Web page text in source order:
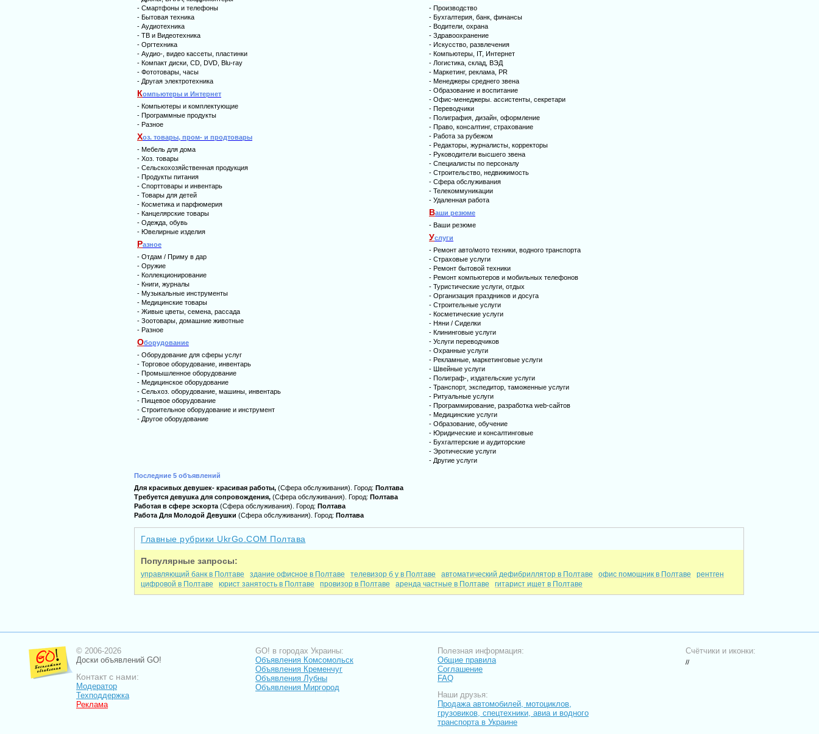
- Смартфоны и телефоны
- Бытовая техника
- Аудиотехника
- ТВ и Видеотехника
- Оргтехника
- Аудио-, видео кассеты, пластинки
- Компакт диски, CD, DVD, Blu-ray
- Фототовары, часы
- Другая электротехника
Компьютеры и Интернет
- Компьютеры и комплектующие
- Программные продукты
- Разное
Хоз. товары, пром- и продтовары
- Мебель для дома
- Хоз. товары
- Сельскохозяйственная продукция
- Продукты питания
- Спорттовары и инвентарь
- Товары для детей
- Косметика и парфюмерия
- Канцелярские товары
- Одежда, обувь
- Ювелирные изделия
Разное
- Отдам / Приму в дар
- Оружие
- Коллекционирование
- Книги, журналы
- Музыкальные инструменты
- Медицинские товары
- Живые цветы, семена, рассада
- Зоотовары, домашние животные
- Разное
Оборудование
- Оборудование для сферы услуг
- Торговое оборудование, инвентарь
- Промышленное оборудование
- Медицинское оборудование
- Сельхоз. оборудование, машины, инвентарь
- Пищевое оборудование
- Строительное оборудование и инструмент
- Другое оборудование
- Производство
- Бухгалтерия, банк, финансы
- Водители, охрана
- Здравоохранение
- Искусство, развлечения
- Компьютеры, IT, Интернет
- Логистика, склад, ВЭД
- Маркетинг, реклама, PR
- Менеджеры среднего звена
- Образование и воспитание
- Офис-менеджеры. ассистенты, секретари
- Переводчики
- Полиграфия, дизайн, оформление
- Право, консалтинг, страхование
- Работа за рубежом
- Редакторы, журналисты, корректоры
- Руководители высшего звена
- Специалисты по персоналу
- Строительство, недвижимость
- Сфера обслуживания
- Телекоммуникации
- Удаленная работа
Ваши резюме
- Ваши резюме
Услуги
- Ремонт авто/мото техники, водного транспорта
- Страховые услуги
- Ремонт бытовой техники
- Ремонт компьютеров и мобильных телефонов
- Туристические услуги, отдых
- Организация праздников и досуга
- Строительные услуги
- Косметические услуги
- Няни / Cиделки
- Клининговые услуги
- Услуги переводчиков
- Охранные услуги
- Рекламные, маркетинговые услуги
- Швейные услуги
- Полиграф-, издательские услуги
- Транспорт, экспедитор, таможенные услуги
- Ритуальные услуги
- Программирование, разработка web-сайтов
- Медицинские услуги
- Образование, обучение
- Юридические и консалтинговые
- Бухгалтерские и аудиторские
- Эротические услуги
- Другие услуги
Последние 5 объявлений
Для красивых девушек- красивая работы, (Сфера обслуживания) . Город: Полтава
Требуется девушка для сопровождения, (Сфера обслуживания) . Город: Полтава
Работая в сфере эскорта (Сфера обслуживания) . Город: Полтава
Работа Для Молодой Девушки (Сфера обслуживания) . Город: Полтава
Главные рубрики UkrGo.COM Полтава
Популярные запросы:
управляющий банк в Полтаве здание офисное в Полтаве телевизор б у в Полтаве автоматический дефибриллятор в Полтаве офис помощник в Полтаве
рентген
цифровой в Полтаве
юрист занятость в Полтаве провизор в Полтаве аренда частные в Полтаве гитарист ищет в Полтаве
© 2006-2026
Доски объявлений GO!
Контакт с нами:
Модератор
Техподдержка
Реклама
GO! в городах Украины:
Объявления Комсомольск
Объявления Кременчуг
Объявления Лубны
Объявления Миргород
Полезная информация:
Общие правила
Соглашение
FAQ
Наши друзья:
Продажа автомобилей, мотоциклов,
грузовиков, спецтехники, авиа и водного
транспорта в Украине
Счётчики и иконки:
//